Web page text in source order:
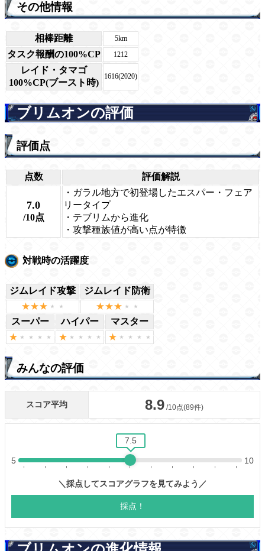
その他情報
相棒距離 5km
タスク報酬の100%CP 1212
レイド・タマゴ
100%CP(ブースト時)
1616(2020)
ブリムオンの評価
評価点
点数 評価解説
7.0
/10点
・ガラル地方で初登場したエスパー・フェア
リータイプ
・テブリムから進化
・攻撃種族値が高い点が特徴
対戦時の活躍度
ジムレイド攻撃 ジムレイド防衛
スーパー ハイパー マスター
みんなの評価